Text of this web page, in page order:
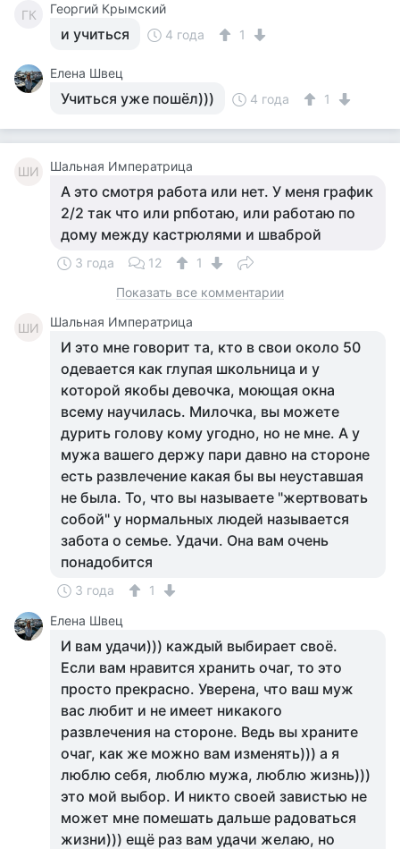
ГК Георгий Крымский
и учиться 4 года 1
Елена Швец
Учиться уже пошёл))) 4 года 1
ШИ Шальная Императрица
А это смотря работа или нет. У меня график
2/2 так что или рпботаю, или работаю по
дому между кастрюлями и шваброй
3 года 12
1
Показать все комментарии
ШИ Шальная Императрица
И это мне говорит та, кто в свои около 50
одевается как глупая школьница и у
которой якобы девочка, моющая окна
всему научилась. Милочка, вы можете
дурить голову кому угодно, но не мне. А у
мужа вашего держу пари давно на стороне
есть развлечение какая бы вы неуставшая
не была. То, что вы называете "жертвовать
собой" у нормальных людей называется
забота о семье. Удачи. Она вам очень
понадобится
3 года
1
Елена Швец
И вам удачи))) каждый выбирает своё.
Если вам нравится хранить очаг, то это
просто прекрасно. Уверена, что ваш муж
вас любит и не имеет никакого
развлечения на стороне. Ведь вы храните
очаг, как же можно вам изменять))) а я
люблю себя, люблю мужа, люблю жизнь)))
это мой выбор. И никто своей завистью не
может мне помешать дальше радоваться
жизни))) ещё раз вам удачи желаю, но